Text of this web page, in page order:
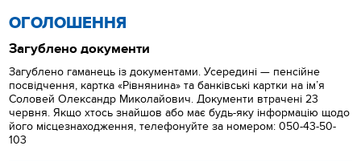
ОГОЛОШЕННЯ
Загублено документи
Загублено гаманець із документами. Усередині — пенсійне
посвідчення, картка «Рівнянина» та банківські картки на ім’я
Соловей Олександр Миколайович. Документи втрачені 23
червня. Якщо хтось знайшов або має будь-яку інформацію щодо
його місцезнаходження, телефонуйте за номером: 050-43-50-
103